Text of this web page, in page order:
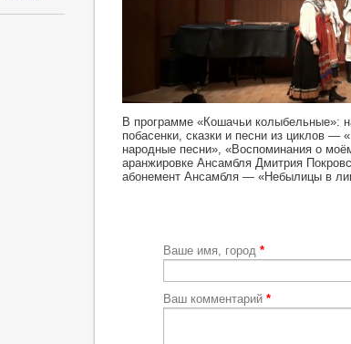
В программе «Кошачьи колыбельные»:
побасенки, сказки и песни из циклов
народные песни», «Воспоминания о
аранжировке Ансамбля Дмитрия
абонемент Ансамбля — «Небылицы в
Ваше имя, город *
Ваш комментарий *